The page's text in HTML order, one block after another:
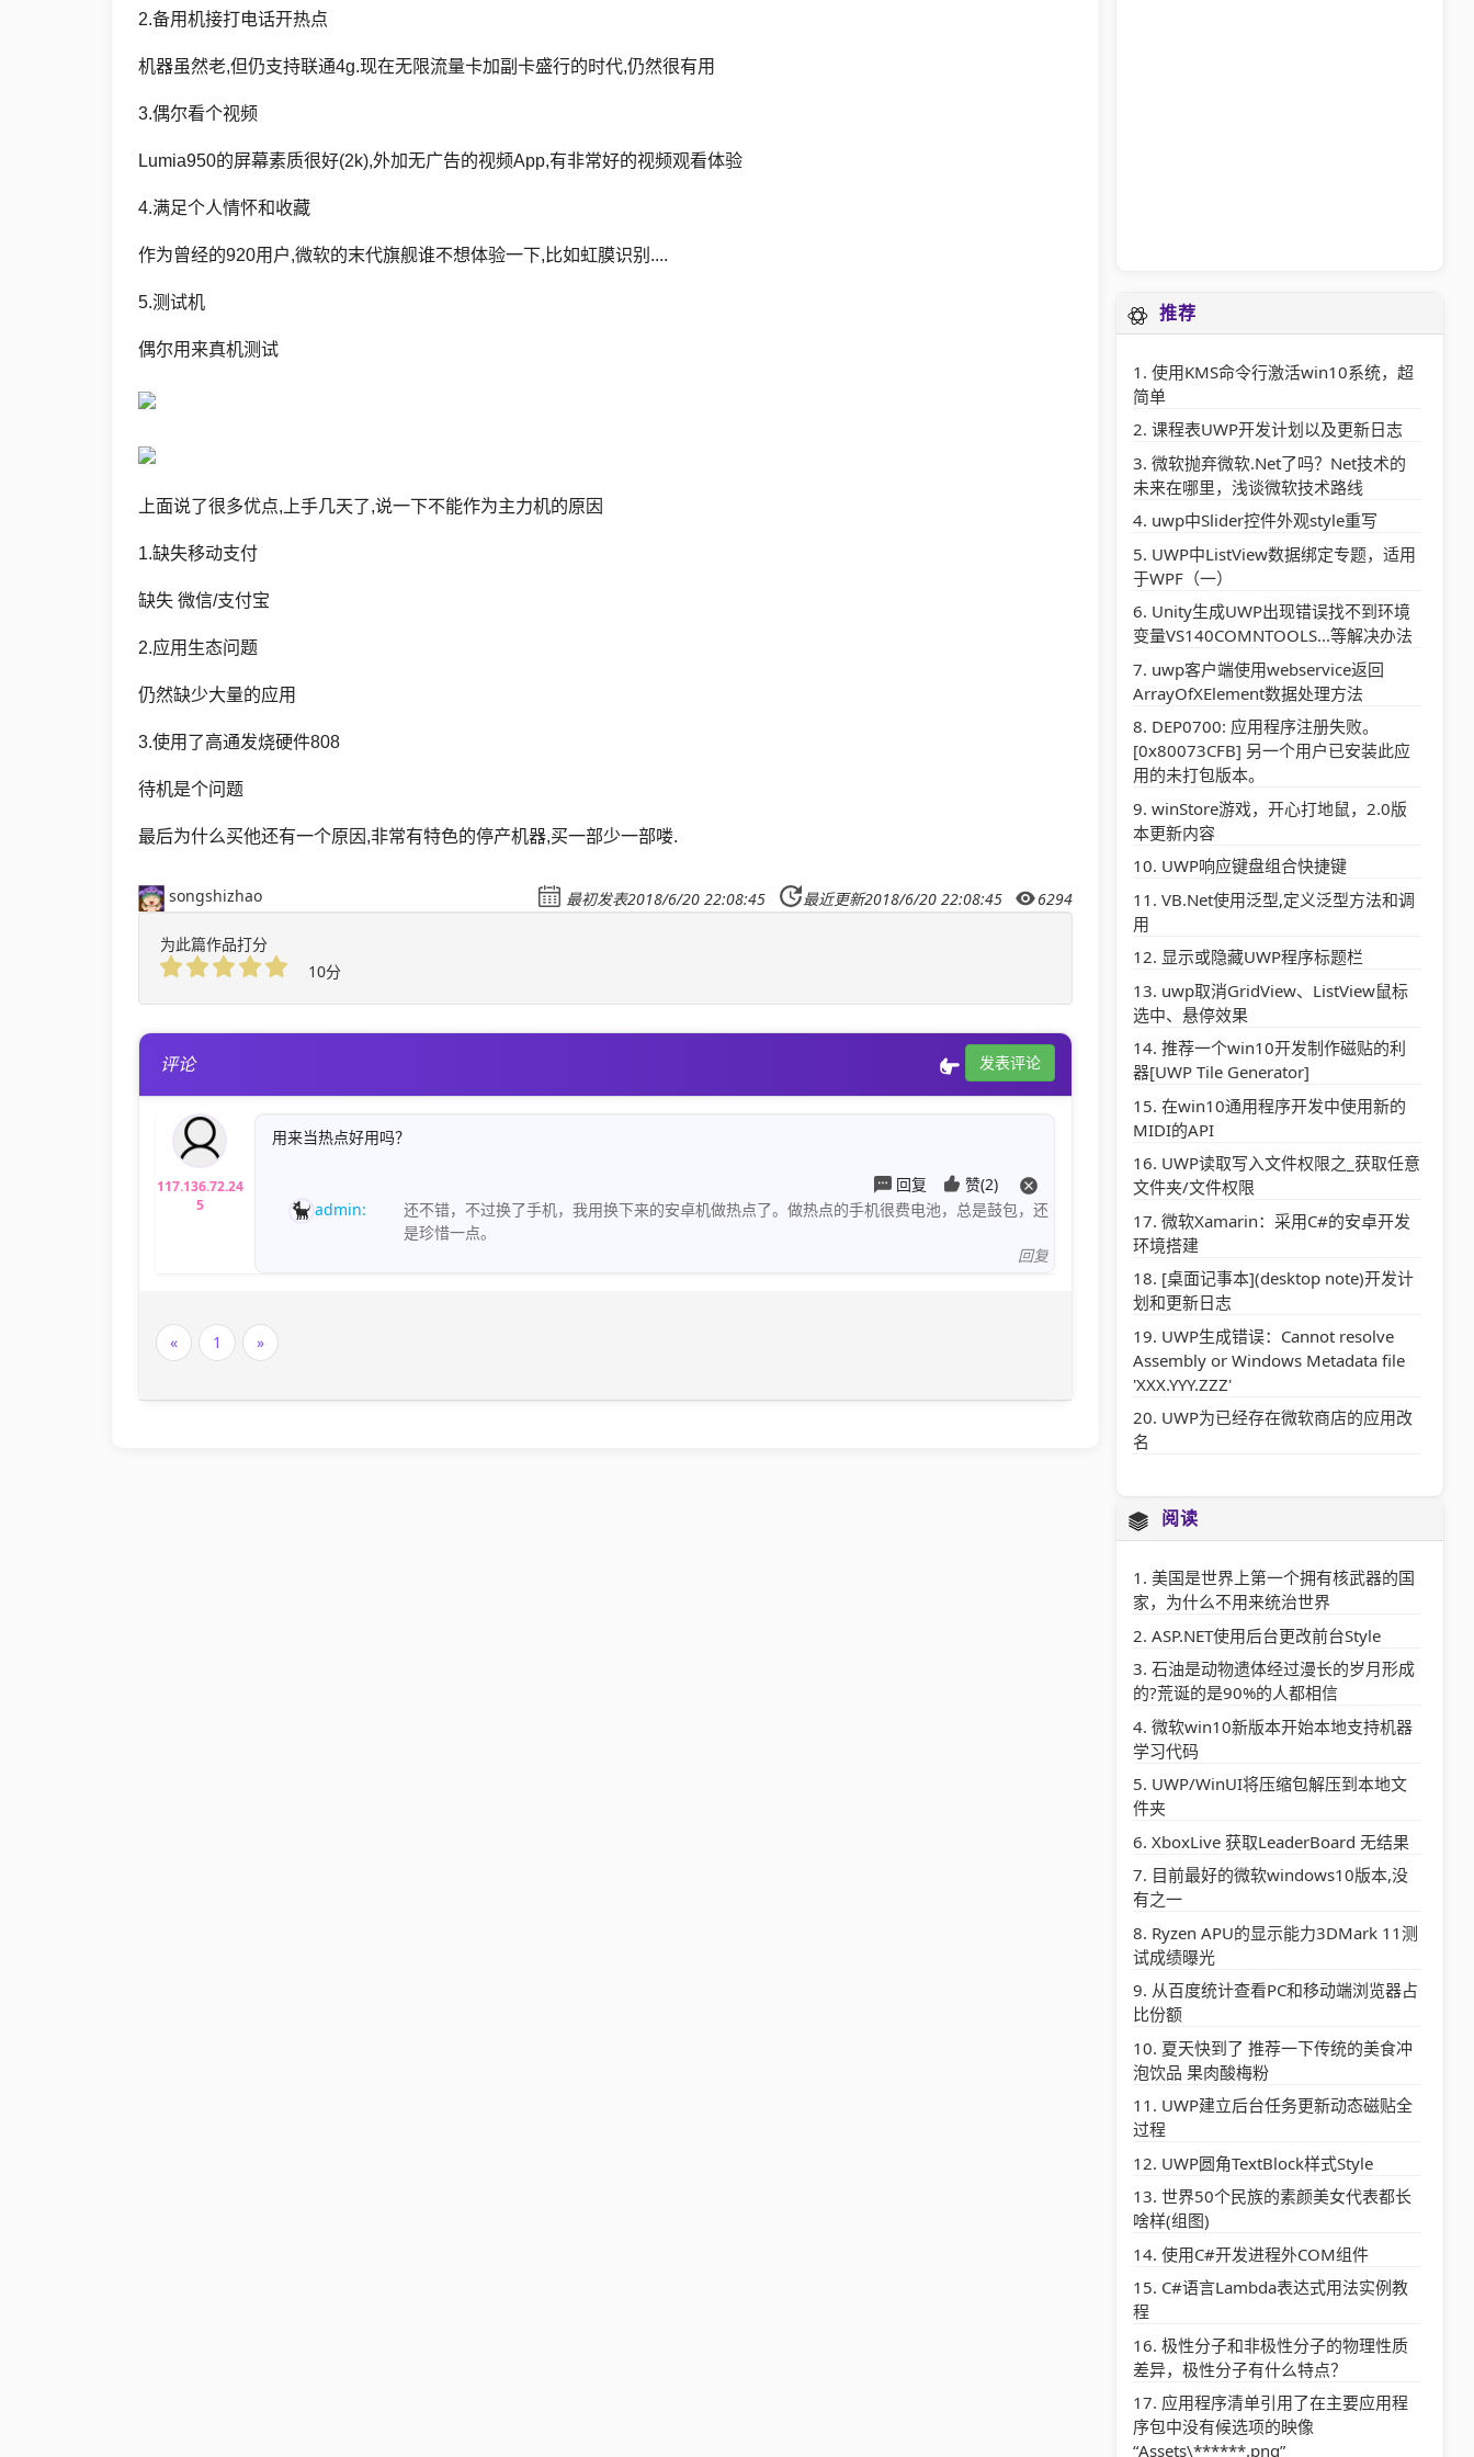
2.备用机接打电话开热点
机器虽然老,但仍支持联通4g.现在无限流量卡加副卡盛行的时代,仍然很有用
3.偶尔看个视频
Lumia950的屏幕素质很好(2k),外加无广告的视频App,有非常好的视频观看体验
4.满足个人情怀和收藏
作为曾经的920用户,微软的末代旗舰谁不想体验一下,比如虹膜识别....
5.测试机
偶尔用来真机测试
上面说了很多优点,上手几天了,说一下不能作为主力机的原因
1.缺失移动支付
缺失 微信/支付宝
2.应用生态问题
仍然缺少大量的应用
3.使用了高通发烧硬件808
待机是个问题
最后为什么买他还有一个原因,非常有特色的停产机器,买一部少一部喽.
songshizhao 最初发表2018/6/20 22:08:45 最近更新2018/6/20 22:08:45 6294
为此篇作品打分
10分
评论 发表评论
117.136.72.24
5
用来当热点好用吗？
赞(2)
回复
admin:
还不错，不过换了手机，我用换下来的安卓机做热点了。做热点的手机很费电池，总是鼓包，还
是珍惜一点。
回复
« 1 »
推荐
使用KMS命令行激活win10系统，超
简单
课程表UWP开发计划以及更新日志
微软抛弃微软.Net了吗？Net技术的
未来在哪里，浅谈微软技术路线
uwp中Slider控件外观style重写
UWP中ListView数据绑定专题，适用
于WPF（一）
Unity生成UWP出现错误找不到环境
变量VS140COMNTOOLS...等解决办法
uwp客户端使用webservice返回
ArrayOfXElement数据处理方法
DEP0700: 应用程序注册失败。
[0x80073CFB] 另一个用户已安装此应
用的未打包版本。
winStore游戏，开心打地鼠，2.0版
本更新内容
UWP响应键盘组合快捷键
VB.Net使用泛型,定义泛型方法和调
用
显示或隐藏UWP程序标题栏
uwp取消GridView、ListView鼠标
选中、悬停效果
推荐一个win10开发制作磁贴的利
器[UWP Tile Generator]
在win10通用程序开发中使用新的
MIDI的API
UWP读取写入文件权限之_获取任意
文件夹/文件权限
微软Xamarin：采用C#的安卓开发
环境搭建
[桌面记事本](desktop note)开发计
划和更新日志
UWP生成错误：Cannot resolve
Assembly or Windows Metadata file
'XXX.YYY.ZZZ'
UWP为已经存在微软商店的应用改
名
阅读
美国是世界上第一个拥有核武器的国
家，为什么不用来统治世界
ASP.NET使用后台更改前台Style
石油是动物遗体经过漫长的岁月形成
的?荒诞的是90%的人都相信
微软win10新版本开始本地支持机器
学习代码
UWP/WinUI将压缩包解压到本地文
件夹
XboxLive 获取LeaderBoard 无结果
目前最好的微软windows10版本,没
有之一
Ryzen APU的显示能力3DMark 11测
试成绩曝光
从百度统计查看PC和移动端浏览器占
比份额
夏天快到了 推荐一下传统的美食冲
泡饮品 果肉酸梅粉
UWP建立后台任务更新动态磁贴全
过程
UWP圆角TextBlock样式Style
世界50个民族的素颜美女代表都长
啥样(组图)
使用C#开发进程外COM组件
C#语言Lambda表达式用法实例教
程
极性分子和非极性分子的物理性质
差异​，极性分子有什么特点？
应用程序清单引用了在主要应用程
序包中没有候选项的映像
“Assets\******.png”